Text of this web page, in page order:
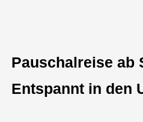
Pauschalreise ab
Entspannt in den